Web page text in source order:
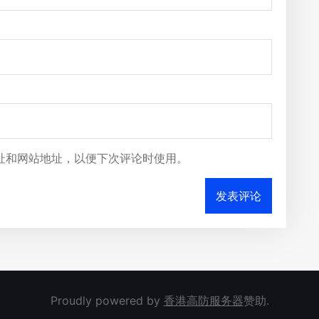
网站地址，以便下次评论时使用。
Proudly powered by 香港高防服务器赞助.